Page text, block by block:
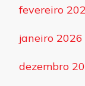
fevereiro
janeiro 2026
dezembro